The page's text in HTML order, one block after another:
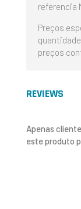
referencia
Preços
preços
REVIEWS
Apenas
este produto